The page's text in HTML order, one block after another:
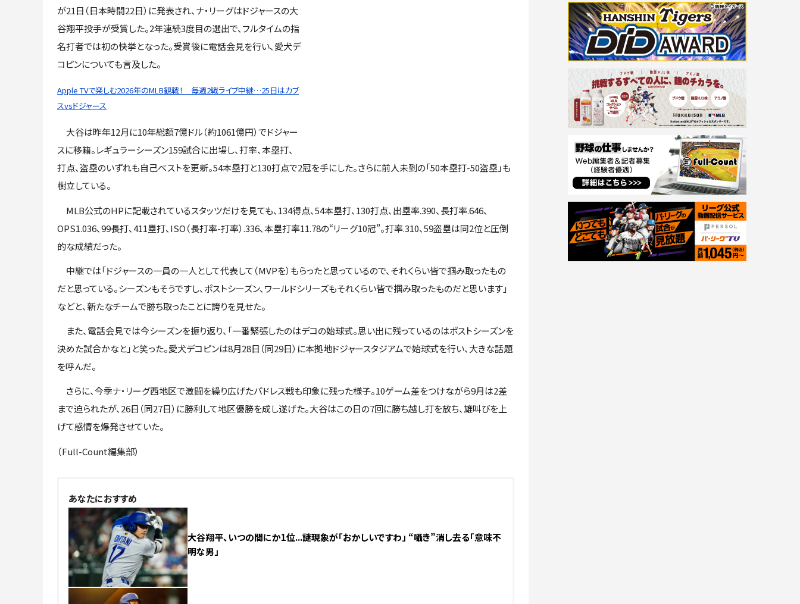
が21日（日本時間22日）に発表され、ナ・リーグはドジャースの大
谷翔平投手が受賞した。2年連続3度目の選出で、フルタイムの指
名打者では初の快挙となった。受賞後に電話会見を行い、愛犬デ
コピンについても言及した。
Apple TVで楽しむ2026年のMLB観戦！ 毎週2戦ライブ中継…25日はカブ
スvsドジャース
大谷は昨年12月に10年総額7億ドル（約1061億円）でドジャー
スに移籍。レギュラーシーズン159試合に出場し、打率、本塁打、
打点、盗塁のいずれも自己ベストを更新。54本塁打と130打点で2冠を手にした。さらに前人未到の「50本塁打-50盗塁」も
樹立している。
MLB公式のHPに記載されているスタッツだけを見ても、134得点、54本塁打、130打点、出塁率.390、長打率.646、
OPS1.036、99長打、411塁打、ISO（長打率-打率）.336、本塁打率11.78の“リーグ10冠”。打率.310、59盗塁は同2位と圧倒
的な成績だった。
中継では「ドジャースの一員の一人として代表して（MVPを）もらったと思っているので、それくらい皆で掴み取ったもの
だと思っている。シーズンもそうですし、ポストシーズン、ワールドシリーズもそれくらい皆で掴み取ったものだと思います」
などと、新たなチームで勝ち取ったことに誇りを見せた。
また、電話会見では今シーズンを振り返り、「一番緊張したのはデコの始球式。思い出に残っているのはポストシーズンを
決めた試合かなと」と笑った。愛犬デコピンは8月28日（同29日）に本拠地ドジャースタジアムで始球式を行い、大きな話題
を呼んだ。
さらに、今季ナ・リーグ西地区で激闘を繰り広げたパドレス戦も印象に残った様子。10ゲーム差をつけながら9月は2差
まで迫られたが、26日（同27日）に勝利して地区優勝を成し遂げた。大谷はこの日の7回に勝ち越し打を放ち、雄叫びを上
げて感情を爆発させていた。
（Full-Count編集部）
あなたにおすすめ
大谷翔平、いつの間にか1位...謎現象が「おかしいですわ」 “囁き”消し去る「意味不
明な男」